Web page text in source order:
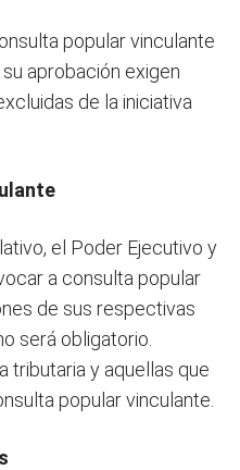
popular vinculante
aprobación exigen
de la iniciativa
el Poder Ejecutivo y
a consulta popular
de sus respectivas
será obligatorio.
tributaria y aquellas que
popular vinculante.